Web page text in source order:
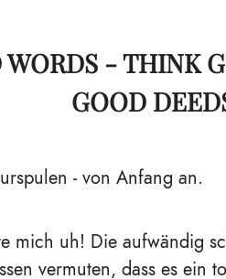
WORDS - THINK
GOOD
- von Anfang an.
mich uh! Die aufwändig
vermuten, dass es ein